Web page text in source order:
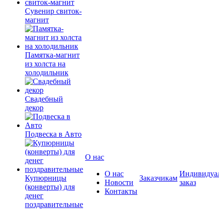
Сувенир свиток-
магнит
Памятка-магнит
из холста на
холодильник
Свадебный
декор
Подвеска в Авто
Купюрницы
(конверты) для
денег
поздравительные
О нас
О нас
Новости
Контакты
Заказчикам
заказ